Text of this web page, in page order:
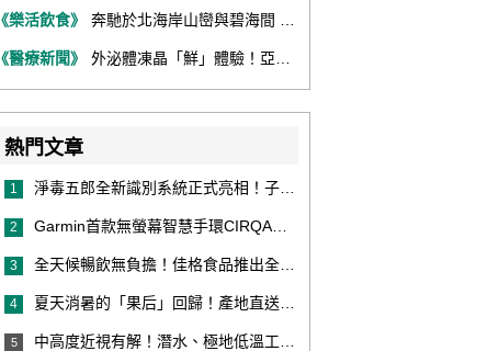
《樂活飲食》 奔馳於北海岸山巒與碧海間 跑出屬於你的生命之光 『2026光境半程馬拉松挑戰賽－升龍道』火熱報名中
《醫療新聞》 外泌體凍晶「鮮」體驗！亞家生技解鎖24個月高活性 專利瓶蓋「秒回溶」超驚艷！醫科展秀「睛」亮神采
熱門文章
1 淨毒五郎全新識別系統正式亮相！子品牌然本再推體香噴霧新產品！
2 Garmin首款無螢幕智慧手環CIRQA登場 專注健康無須訂閱！ 輕量舒適風格百搭 生態系無縫串接 打造全天候零干擾健康與恢復管理新體驗
3 全天候暢飲無負擔！佳格食品推出全新穀物茶品牌「穀萃」 首發「穀萃 蕎麥國寶茶」無糖、0咖啡因 24小時暖心陪伴
4 夏天消暑的「果后」回歸！產地直送泰國鮮山竹，打造夏日最頂級的天然補給
5 中高度近視有解！潛水、極地低溫工作者優選 EVO ICL 膠原蛋白眼內鏡